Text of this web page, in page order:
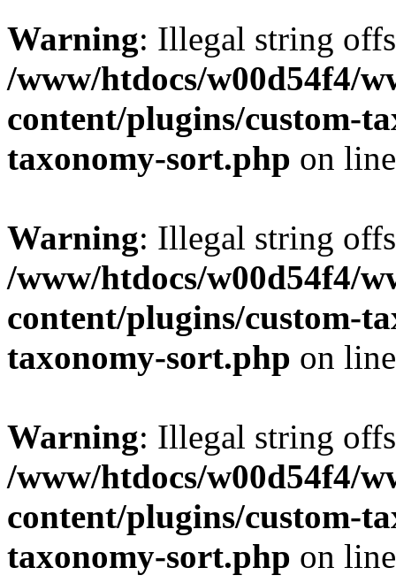
Warning: Illegal string
/www/htdocs/w00d54f4/
content/plugins/custom-
taxonomy-sort.php on
Warning: Illegal string
/www/htdocs/w00d54f4/
content/plugins/custom-
taxonomy-sort.php on
Warning: Illegal string
/www/htdocs/w00d54f4/
content/plugins/custom-
taxonomy-sort.php on